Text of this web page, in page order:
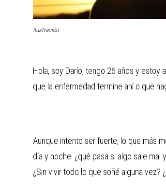
Ilustración
Hola, soy Darío, tengo 26 años y estoy
que la enfermedad termine ahí o que
Aunque intento ser fuerte, lo que más
día y noche: ¿qué pasa si algo sale
¿Sin vivir todo lo que soñé alguna vez?